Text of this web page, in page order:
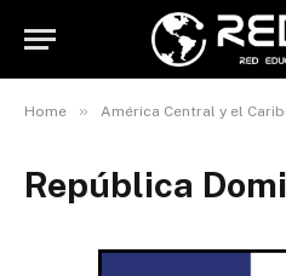
Home » América Central y el
República